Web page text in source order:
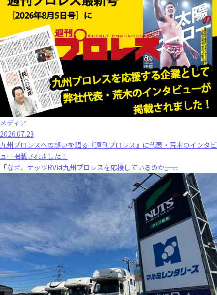
メディア
2026.07.23
九州プロレスへの想いを語る――『週刊プロレス』に代表・荒木のインタビ
ュー掲載されました！
「なぜ、ナッツRVは九州プロレスを応援しているのか――」 ...